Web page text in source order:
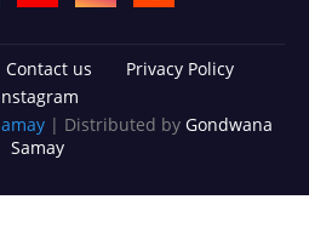
Contact us
Privacy Policy
| Distributed by Gondwana
Samay